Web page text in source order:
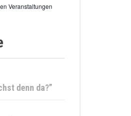
Veranstaltungen
denn da?”